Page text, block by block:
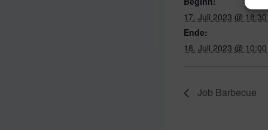
17. Juli 2023 @ 18:30
Ende:
18. Juli 2023 @ 10:00
Job Barbecue